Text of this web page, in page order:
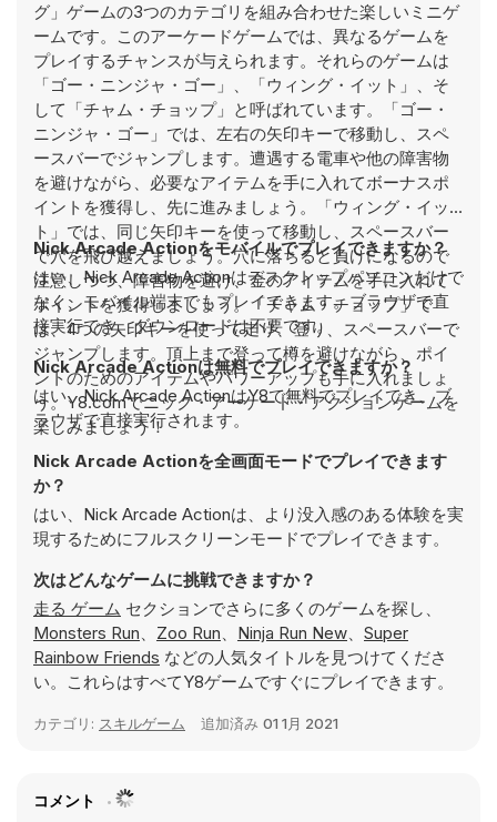
グ」ゲームの3つのカテゴリを組み合わせた楽しいミニゲ
ームです。このアーケードゲームでは、異なるゲームを
プレイするチャンスが与えられます。それらのゲームは
「ゴー・ニンジャ・ゴー」、「ウィング・イット」、そ
して「チャム・チョップ」と呼ばれています。「ゴー・
ニンジャ・ゴー」では、左右の矢印キーで移動し、スペ
ースバーでジャンプします。遭遇する電車や他の障害物
を避けながら、必要なアイテムを手に入れてボーナスポ
イントを獲得し、先に進みましょう。「ウィング・イッ
ト」では、同じ矢印キーを使って移動し、スペースバー
で穴を飛び越えましょう。穴に落ちると負けになるので
注意しつつ、障害物を避け、金のアイテムを手に入れて
ポイントを獲得しましょう。「チャム・チョップ」で
は、4つの矢印キーを使って走り、登り、スペースバーで
ジャンプします。頂上まで登って樽を避けながら、ポイ
ントのためのアイテムやパワーアップも手に入れましょ
う。Y8.comでニック・アーケード・アクションゲームを
楽しみましょう！
Nick Arcade Actionをモバイルでプレイできますか？
はい、Nick Arcade Actionはデスクトップパソコンだけで
なく、モバイル端末でもプレイできます。ブラウザで直
接実行でき、ダウンロードは不要です。
Nick Arcade Actionは無料でプレイできますか？
はい、Nick Arcade ActionはY8で無料でプレイでき、ブ
ラウザで直接実行されます。
Nick Arcade Actionを全画面モードでプレイできます
か？
はい、Nick Arcade Actionは、より没入感のある体験を実
現するためにフルスクリーンモードでプレイできます。
次はどんなゲームに挑戦できますか？
走る ゲーム セクションでさらに多くのゲームを探し、
Monsters Run、 Zoo Run、 Ninja Run New、 Super
Rainbow Friends などの人気タイトルを見つけてくださ
い。これらはすべてY8ゲームですぐにプレイできます。
カテゴリ: スキルゲーム 追加済み 01 1月 2021
コメント